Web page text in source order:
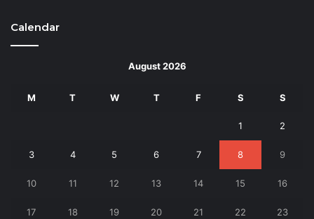
Calendar
August 2026
M T W T F S S
1 2
3 4 5 6 7 8 9
10 11 12 13 14 15 16
17 18 19 20 21 22 23